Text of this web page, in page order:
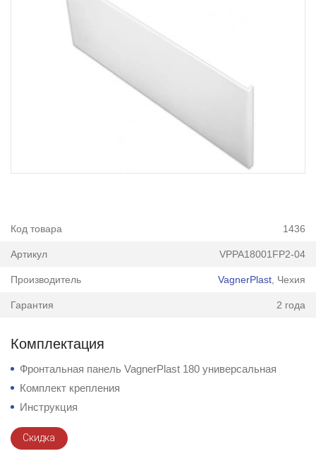
Код товара 1436
Артикул VPPA18001FP2-04
Производитель VagnerPlast , Чехия
Гарантия 2 года
Комплектация
Фронтальная панель VagnerPlast 180 универсальная
Комплект крепления
Инструкция
Скидка